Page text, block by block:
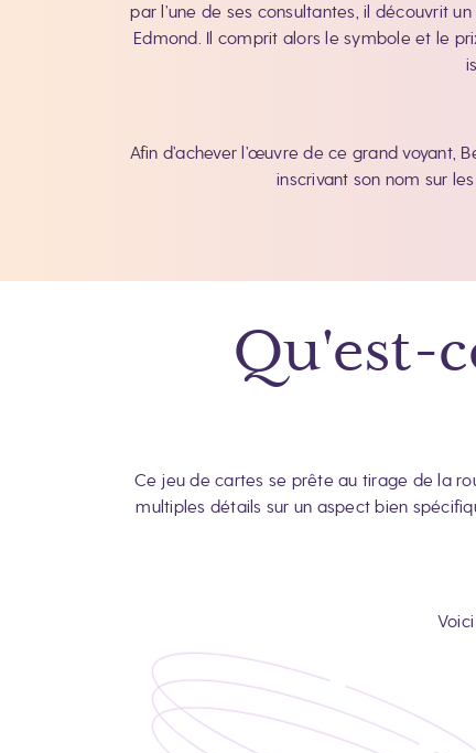
par l’une de ses consultantes, il découvrit
Edmond. Il comprit alors le symbole et le
Afin d’achever l’œuvre de ce grand voyant,
inscrivant son nom sur
Qu'est-
Ce jeu de cartes se prête au tirage de la
multiples détails sur un aspect bien